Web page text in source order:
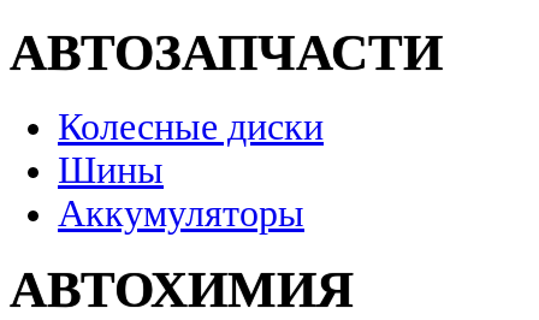
АВТОЗАПЧАСТИ
Колесные диски
Шины
Аккумуляторы
АВТОХИМИЯ